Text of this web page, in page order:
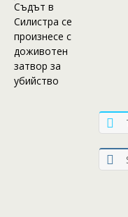
Съдът в
Силистра се
произнесе с
доживотен
затвор за
убийство